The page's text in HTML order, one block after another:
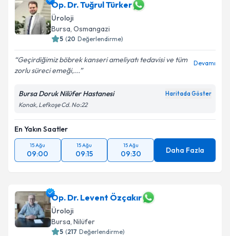
E-posta Adresiniz
Kişisel verilerimin işlenmesine ilişkinAydınlatma
Metni'ni okudum ve kişisel verilerimin belirtilen
Op. Dr. Tuğrul Türker
Üroloji
Bursa, Osmangazi
5 (20 Değerlendirme)
Geçirdiğimiz böbrek kanseri ameliyatı tedavisi ve tüm
zorlu süreci emeği,...
Devamı
Bursa Doruk Nilüfer Hastanesi Haritada Göster
Konak, Lefkoşe Cd. No:22
En Yakın Saatler
15 Ağu
09:00
15 Ağu
09:15
15 Ağu
09:30 Daha Fazla
Op. Dr. Levent Özçakır
Üroloji
Bursa, Nilüfer
5 (217 Değerlendirme)